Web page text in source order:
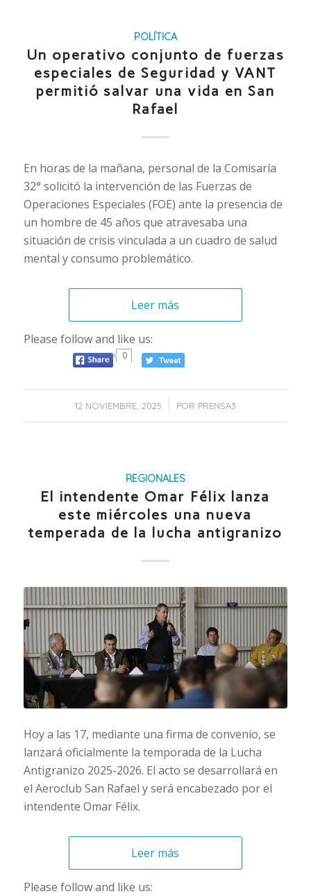
POLÍTICA
Un operativo conjunto de fuerzas
especiales de Seguridad y VANT
permitió salvar una vida en San
Rafael
En horas de la mañana, personal de la Comisaría
32° solicitó la intervención de las Fuerzas de
Operaciones Especiales (FOE) ante la presencia de
un hombre de 45 años que atravesaba una
situación de crisis vinculada a un cuadro de salud
mental y consumo problemático.
Leer más
Please follow and like us:
0
12 NOVIEMBRE, 2025
/ POR PRENSA3
REGIONALES
El intendente Omar Félix lanza
este miércoles una nueva
temperada de la lucha antigranizo
Hoy a las 17, mediante una firma de convenio, se
lanzará oficialmente la temporada de la Lucha
Antigranizo 2025-2026. El acto se desarrollará en
el Aeroclub San Rafael y será encabezado por el
intendente Omar Félix.
Leer más
Please follow and like us: